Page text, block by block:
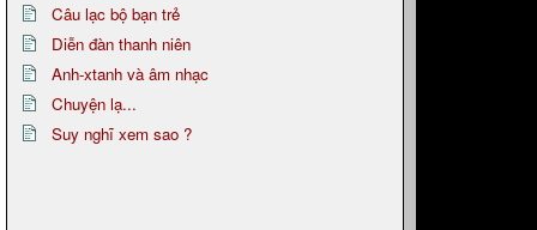
Câu lạc bộ bạn trẻ
Diễn đàn thanh niên
Anh-xtanh và âm nhạc
Chuyện lạ...
Suy nghĩ xem sao ?